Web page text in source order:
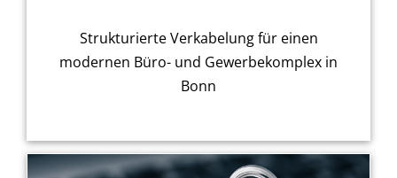
Strukturierte Verkabelung für einen
modernen Büro- und Gewerbekomplex in
Bonn